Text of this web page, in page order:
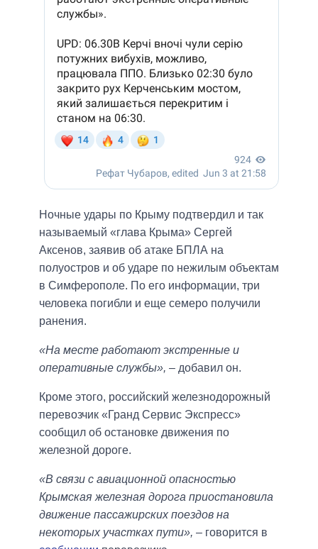
Ночные удары по Крыму подтвердил и так
называемый «глава Крыма» Сергей
Аксенов, заявив об атаке БПЛА на
полуостров и об ударе по нежилым объектам
в Симферополе. По его информации, три
человека погибли и еще семеро получили
ранения.
«На месте работают экстренные и
оперативные службы», – добавил он.
Кроме этого, российский железнодорожный
перевозчик «Гранд Сервис Экспресс»
сообщил об остановке движения по
железной дороге.
«В связи с авиационной опасностью
Крымская железная дорога приостановила
движение пассажирских поездов на
некоторых участках пути», – говорится в